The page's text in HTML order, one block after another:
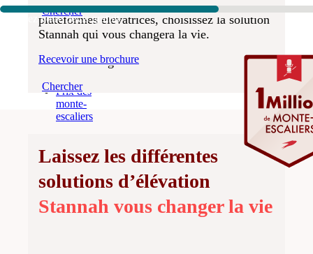
escaliers
extérieurs
droits
Monte-
escaliers
extérieurs
Prix des
monte-
escaliers
Laissez les différentes
solutions d’élévation
Stannah vous changer la vie
dans votre région.
Chercher
Monte-escaliers, ascenseurs privatifs et
plateformes élévatrices, choisissez la solution
Stannah qui vous changera la vie.
Recevoir une brochure
Chercher
Recevez votre devis gratuit